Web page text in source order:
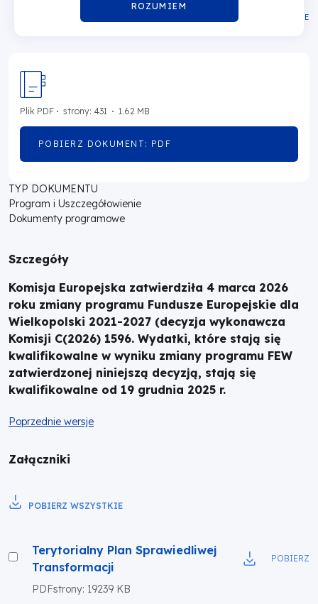
ROZUMIEM
Fundusze
dla
Wielkopolski
TYP DOKUMENTU
Program i Uszczegółowienie
Dokumenty programowe
Szczegóły
Komisja Europejska zatwierdziła 4 marca 2026
roku zmiany programu Fundusze Europejskie dla
Wielkopolski 2021-2027 (decyzja wykonawcza
Komisji C(2026) 1596. Wydatki, które stają się
kwalifikowalne w wyniku zmiany programu FEW
zatwierdzonej niniejszą decyzją, stają się
kwalifikowalne od 19 grudnia 2025 r.
Poprzednie wersje
Załączniki
POBIERZ WSZYSTKIE
Terytorialny
Sprawiedliwej
Terytorialny Plan Sprawiedliwej
Transformacji
POBIERZ
PDFstrony: 19239 KB
ZAPISZ W MOJE
Plik PDF strony: 431 1.62 MB
POBIERZ DOKUMENT: PDF